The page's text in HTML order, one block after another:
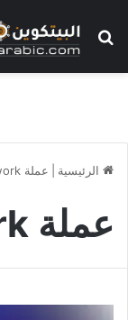
بحث عن
الرئيسية عملة pi network
عملة pi network